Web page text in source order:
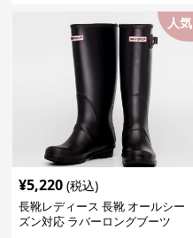
人気
¥5,220 (税込)
長靴レディース 長靴 オールシー
ズン対応 ラバーロングブーツ